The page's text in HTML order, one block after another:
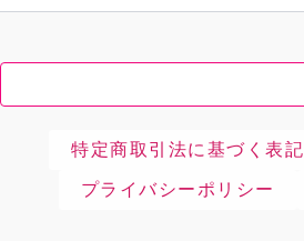
特定商取引法に基づく表記
プライバシーポリシー